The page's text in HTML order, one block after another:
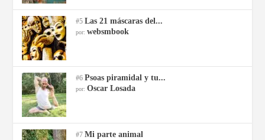
#5Las 21 máscaras del...
por:websmbook
#6Psoas piramidal y tu...
por:Oscar Losada
#7Mi parte animal